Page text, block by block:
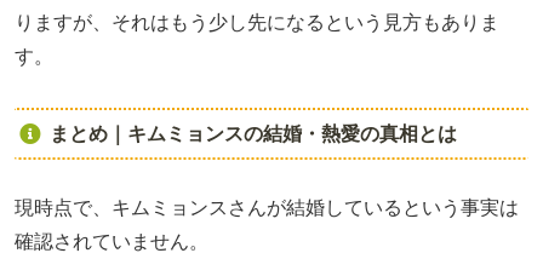
りますが、それはもう少し先になるという見方もありま
す。
まとめ｜キムミョンスの結婚・熱愛の真相とは
現時点で、キムミョンスさんが結婚しているという事実は
確認されていません。